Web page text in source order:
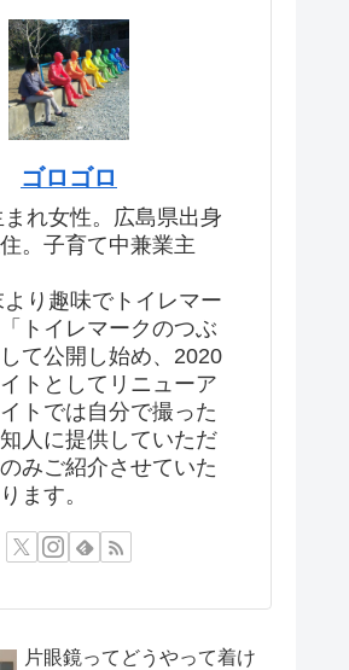
ゴロゴロ
れ女性。広島県出身
。子育て中兼業主
り趣味でトイレマー
トイレマークのつぶ
て公開し始め、2020
トとしてリニューア
トでは自分で撮った
人に提供していただ
みご紹介させていた
ます。
片眼鏡ってどうやって着け